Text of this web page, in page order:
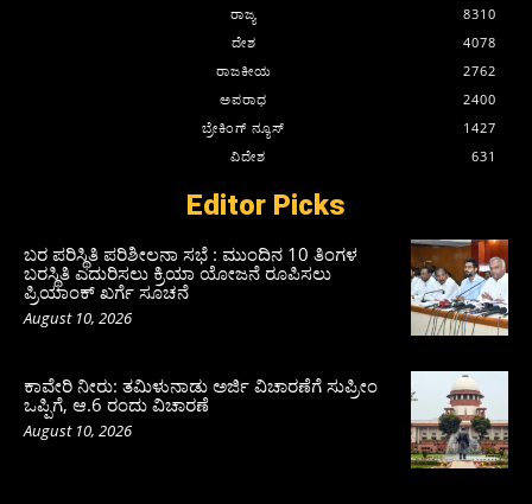
ರಾಜ್ಯ
8310
ದೇಶ
4078
ರಾಜಕೀಯ
2762
ಅಪರಾಧ
2400
ಬ್ರೇಕಿಂಗ್ ನ್ಯೂಸ್
1427
ವಿದೇಶ
631
Editor Picks
ಬರ ಪರಿಸ್ಥಿತಿ ಪರಿಶೀಲನಾ ಸಭೆ : ಮುಂದಿನ 10 ತಿಂಗಳ
ಬರಸ್ಥಿತಿ ಎದುರಿಸಲು ಕ್ರಿಯಾ ಯೋಜನೆ ರೂಪಿಸಲು
ಪ್ರಿಯಾಂಕ್ ಖರ್ಗೆ ಸೂಚನೆ
August 10, 2026
ಕಾವೇರಿ ನೀರು: ತಮಿಳುನಾಡು ಅರ್ಜಿ ವಿಚಾರಣೆಗೆ ಸುಪ್ರೀಂ
ಒಪ್ಪಿಗೆ, ಆ.6 ರಂದು ವಿಚಾರಣೆ
August 10, 2026